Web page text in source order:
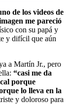
de los videos de
me pareció
con su papá y
y difícil que aún
a Martín Jr., pero
“casi me da
porque
lo lleva en la
y doloroso para